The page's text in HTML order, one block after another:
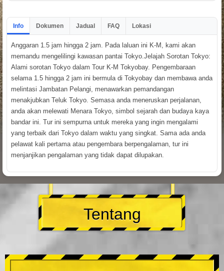
Info Dokumen Jadual FAQ Lokasi
Anggaran 1.5 jam hingga 2 jam. Pada laluan ini K-M, kami akan
memandu mengelilingi kawasan pantai Tokyo.Jelajah Sorotan Tokyo:
Alami sorotan Tokyo dalam Tour K-M Tokyobay. Pengembaraan
selama 1.5 hingga 2 jam ini bermula di Tokyobay dan membawa anda
melintasi Jambatan Pelangi, menawarkan pemandangan
menakjubkan Teluk Tokyo. Semasa anda meneruskan perjalanan,
anda akan melewati Menara Tokyo, simbol sejarah dan budaya kaya
bandar ini. Tur ini sempurna untuk mereka yang ingin mengalami
yang terbaik dari Tokyo dalam waktu yang singkat. Sama ada anda
pelawat kali pertama atau pengembara berpengalaman, tur ini
menjanjikan pengalaman yang tidak dapat dilupakan.
Tentang